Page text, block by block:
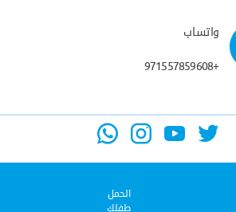
واتساب
+971557859608
الحمل
طفلك